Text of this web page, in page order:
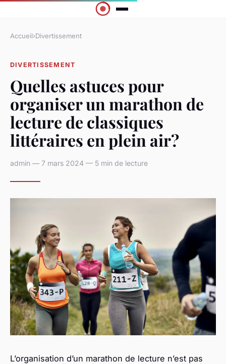
Accueil›Divertissement
DIVERTISSEMENT
Quelles astuces pour
organiser un marathon de
lecture de classiques
littéraires en plein air?
admin — 7 mars 2024 — 5 min de lecture
L’organisation d’un marathon de lecture n’est pas